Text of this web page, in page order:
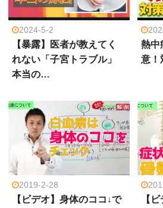
2024-5-2
【暴露】医者が教えてく
れない「子宮トラブル」
本当の…
熱中
意！
2019-2-28
【ビデオ】身体のココ↓で
【